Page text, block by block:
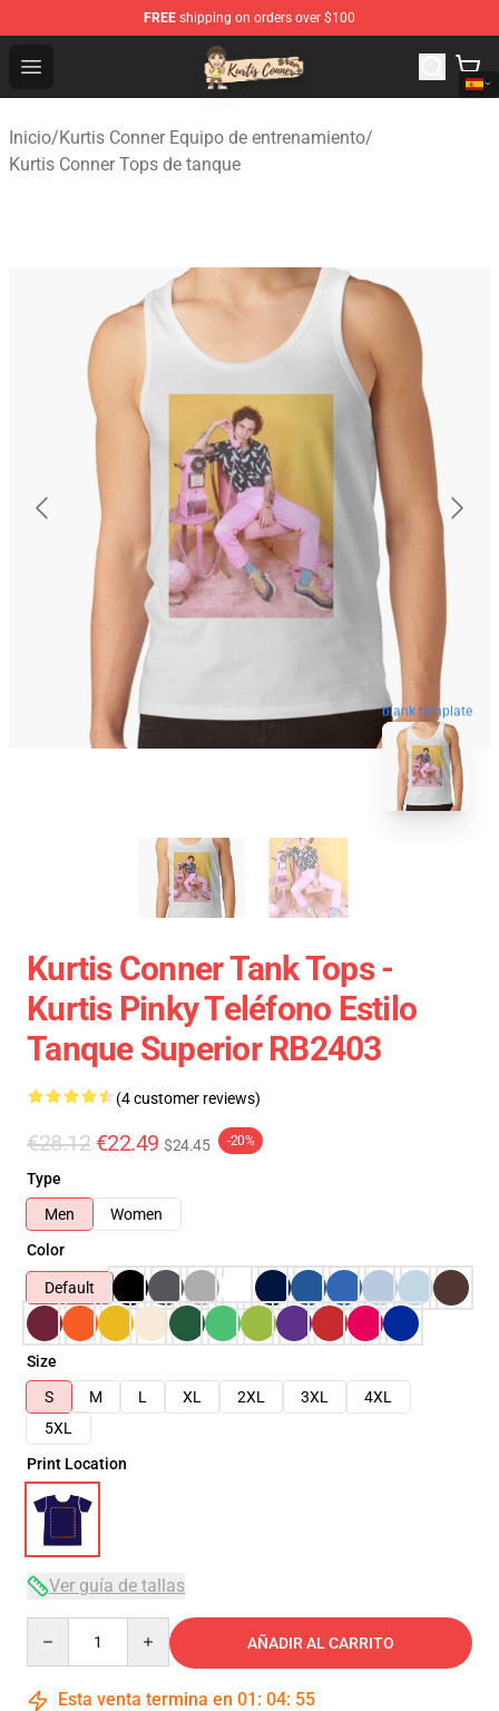
FREE shipping on orders over $100
Open menu
Kurtis Conner Store - Official Kurtis Conner Merchandise
Inicio/Kurtis Conner Equipo de entrenamiento/
Kurtis Conner Tops de tanque
blank template
Kurtis Conner Tank Tops -
Kurtis Pinky Teléfono Estilo
Tanque Superior RB2403
(4 customer reviews)
€28.12 €22.49 $24.45 -20%
Type
Men
Women
Color
Default
Size
S
M L XL 2XL 3XL
4XL
5XL
Print Location
Ver guía de tallas
AÑADIR AL CARRITO
Esta venta termina en 01 : 04: 54